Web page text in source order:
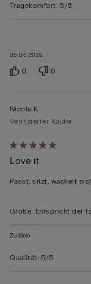
05.05.2026
Tragekomfort: 5/5
0 0
Mit
5
von
bewertet
Nicole K
Verifizierter Käufer
Love it
Passt, sitzt, wackelt
Größe: Entspricht der
Zu klein
Qualität: 5/5